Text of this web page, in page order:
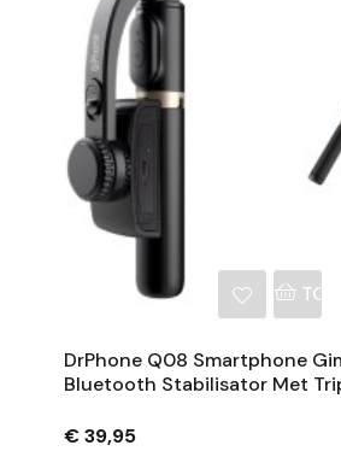
DrPhone Q08 Smartphone
Bluetooth Stabilisator Met
€ 39,95